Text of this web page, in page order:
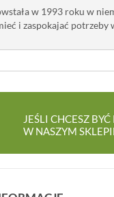
w 1993 roku w
i zaspokajać
JEŚLI CHCESZ
W NASZYM